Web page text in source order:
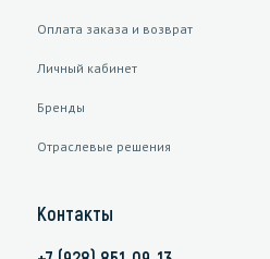
Оплата заказа и возврат
Личный кабинет
Бренды
Отраслевые решения
Контакты